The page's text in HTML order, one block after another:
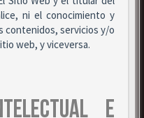
ni el conocimiento y
contenidos, servicios y/o
web, y viceversa.
E